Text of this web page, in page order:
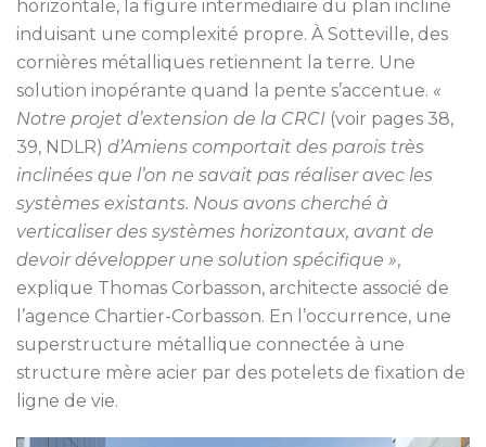
horizontale, la figure intermédiaire du plan incliné
induisant une complexité propre. À Sotteville, des
cornières métalliques retiennent la terre. Une
solution inopérante quand la pente s’accentue. «
Notre projet d’extension de la CRCI (voir pages 38,
39, NDLR) d’Amiens comportait des parois très
inclinées que l’on ne savait pas réaliser avec les
systèmes existants. Nous avons cherché à
verticaliser des systèmes horizontaux, avant de
devoir développer une solution spécifique »,
explique Thomas Corbasson, architecte associé de
l’agence Chartier-Corbasson. En l’occurrence, une
superstructure métallique connectée à une
structure mère acier par des potelets de fixation de
ligne de vie.